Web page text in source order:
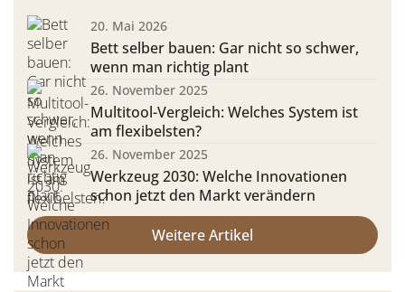
20. Mai 2026
Bett selber bauen: Gar nicht so schwer,
wenn man richtig plant
26. November 2025
Multitool-Vergleich: Welches System ist
am flexibelsten?
26. November 2025
Werkzeug 2030: Welche Innovationen
schon jetzt den Markt verändern
Weitere Artikel